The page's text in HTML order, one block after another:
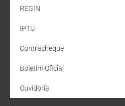
REGIN
IPTU
Contracheque
Boletim Oficial
Ouvidoria